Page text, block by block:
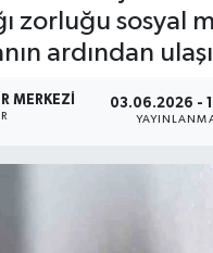
zorluğu sosyal
ardından
MERKEZI 03.06.2026 -